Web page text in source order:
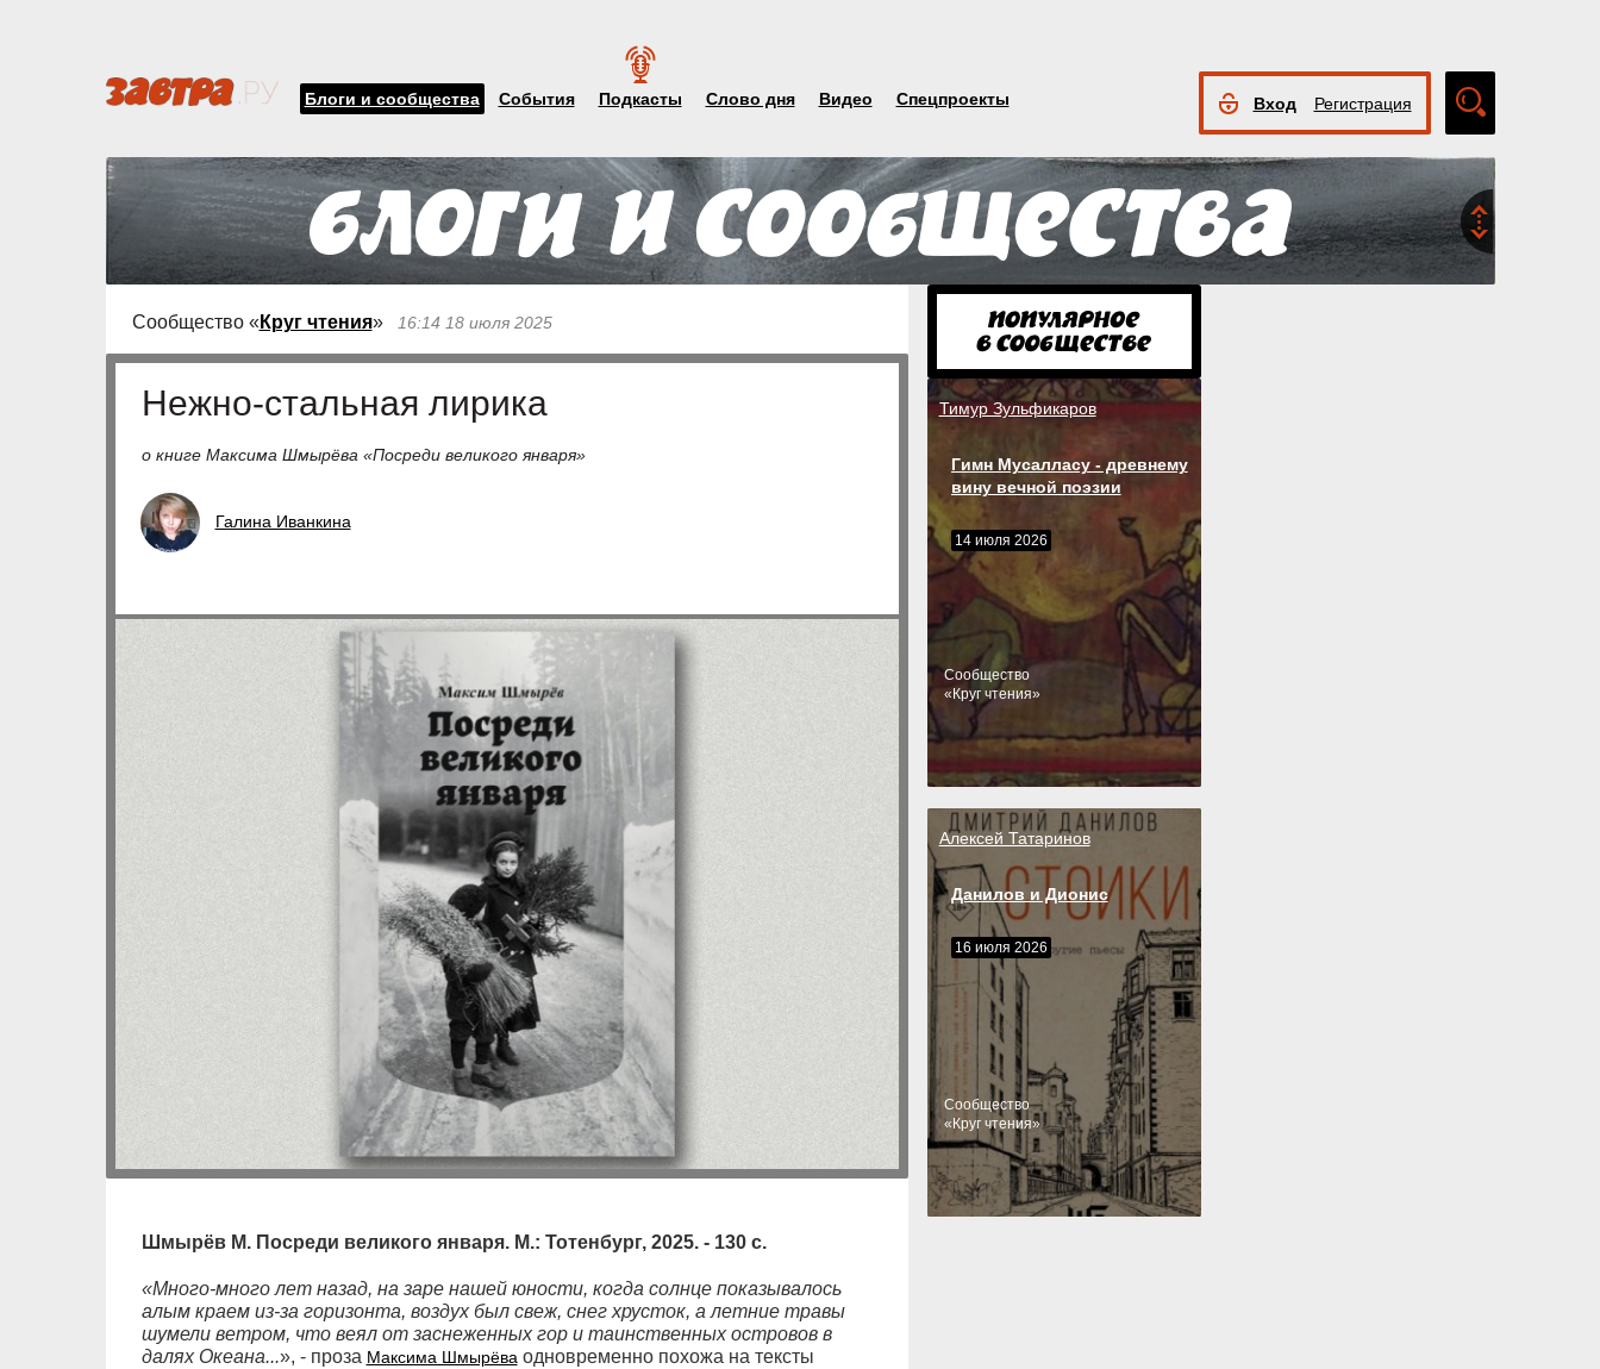
Блоги и сообщества События Подкасты Слово дня Видео Спецпроекты Вход Регистрация
поиск
Сообщество « Круг чтения» 16:14 18 июля 2025
Нежно-стальная лирика
о книге Максима Шмырёва «Посреди великого января»
Галина Иванкина
Шмырёв М. Посреди великого января. М.: Тотенбург, 2025. - 130 с.
«Много-много лет назад, на заре нашей юности, когда солнце показывалось
алым краем из-за горизонта, воздух был свеж, снег хрусток, а летние травы
шумели ветром, что веял от заснеженных гор и таинственных островов в
далях Океана...», - проза Максима Шмырёва одновременно похожа на тексты
Тимур Зульфикаров
Гимн Мусалласу - древнему
вину вечной поэзии
14 июля 2026
Cообщество
«Круг чтения»
Алексей Татаринов
Данилов и Дионис
16 июля 2026
Cообщество
«Круг чтения»